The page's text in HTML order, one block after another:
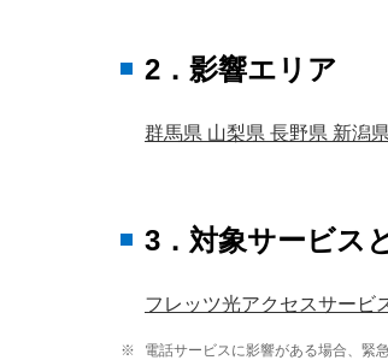
2．影響エリア
群馬県 山梨県 長野県 新潟
3．対象サービス
フレッツ光アクセスサービ
※
電話サービスに影響がある場合、緊